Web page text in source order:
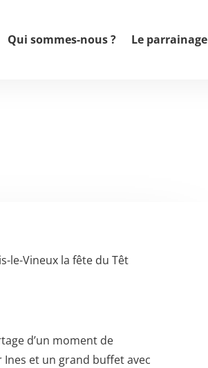
Qui sommes-nous ? Le parrainage
le-Vineux la fête du Têt
d’un moment de
et un grand buffet avec